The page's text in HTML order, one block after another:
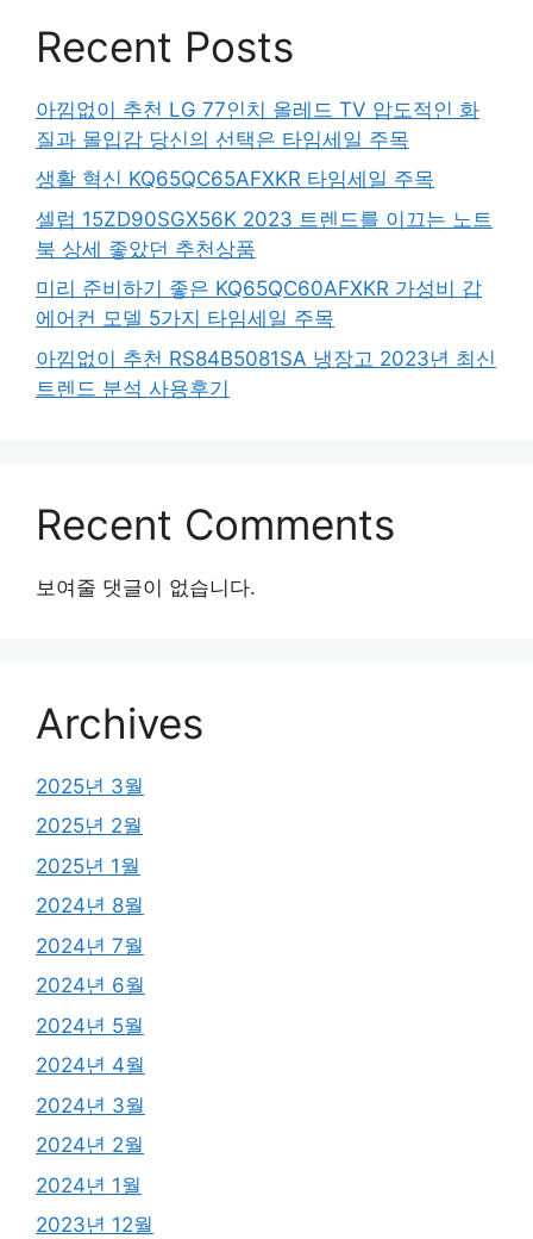
Recent Posts
아낌없이 추천 LG 77인치 올레드 TV 압도적인 화
질과 몰입감 당신의 선택은 타임세일 주목
생활 혁신 KQ65QC65AFXKR 타임세일 주목
셀럽 15ZD90SGX56K 2023 트렌드를 이끄는 노트
북 상세 좋았던 추천상품
미리 준비하기 좋은 KQ65QC60AFXKR 가성비 갑
에어컨 모델 5가지 타임세일 주목
아낌없이 추천 RS84B5081SA 냉장고 2023년 최신
트렌드 분석 사용후기
Recent Comments
보여줄 댓글이 없습니다.
Archives
2025년 3월
2025년 2월
2025년 1월
2024년 8월
2024년 7월
2024년 6월
2024년 5월
2024년 4월
2024년 3월
2024년 2월
2024년 1월
2023년 12월